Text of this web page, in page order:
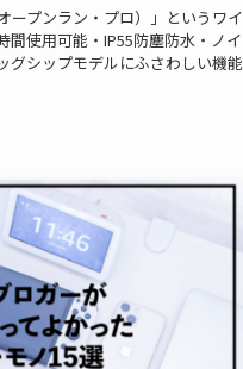
ープンラン・プロ）」というワイ
間使用可能・IP55防塵防水・ノイ
グシップモデルにふさわしい機能